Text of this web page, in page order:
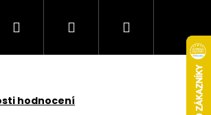
Věrnostní program
Hledat PřihlášeníNákupní
hodnocení